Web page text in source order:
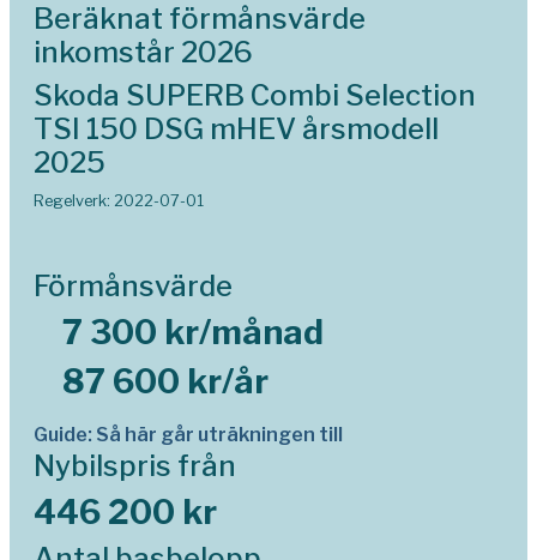
Beräknat förmånsvärde
inkomstår 2026
Skoda SUPERB Combi Selection
TSI 150 DSG mHEV årsmodell
2025
Regelverk: 2022-07-01
Förmånsvärde
7 300 kr/månad
87 600 kr/år
Guide: Så här går uträkningen till
Nybilspris från
446 200 kr